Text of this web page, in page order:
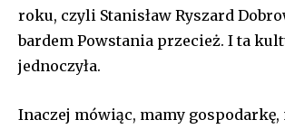
roku, czyli Stanisław Ryszard
bardem Powstania przecież. I ta
jednoczyła.
Inaczej mówiąc, mamy gospodarkę,